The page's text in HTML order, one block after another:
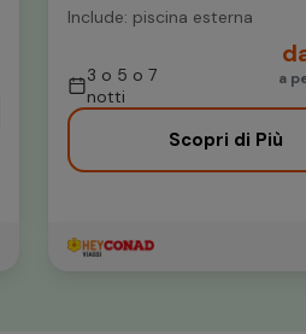
Include: piscina esterna
3 o 5 o 7
notti
a
Scopri di Più